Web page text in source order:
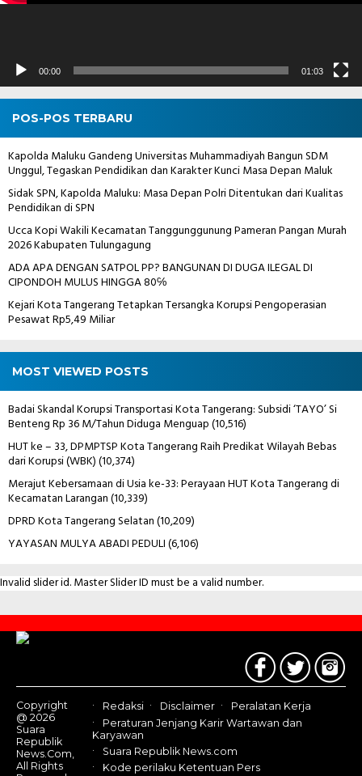
00:00 01:03
POS-POS TERBARU
Kapolda Maluku Gandeng Universitas Muhammadiyah Bangun SDM
Unggul, Tegaskan Pendidikan dan Karakter Kunci Masa Depan Maluk
Sidak SPN, Kapolda Maluku: Masa Depan Polri Ditentukan dari Kualitas
Pendidikan di SPN
Ucca Kopi Wakili Kecamatan Tanggunggunung Pameran Pangan Murah
2026 Kabupaten Tulungagung
ADA APA DENGAN SATPOL PP? BANGUNAN DI DUGA ILEGAL DI
CIPONDOH MULUS HINGGA 80℅
Kejari Kota Tangerang Tetapkan Tersangka Korupsi Pengoperasian
Pesawat Rp5,49 Miliar
MOST VIEWED POSTS
Badai Skandal Korupsi Transportasi Kota Tangerang: Subsidi ‘TAYO’ Si
Benteng Rp 36 M/Tahun Diduga Menguap(10,516)
HUT ke – 33, DPMPTSP Kota Tangerang Raih Predikat Wilayah Bebas
dari Korupsi (WBK)(10,374)
Merajut Kebersamaan di Usia ke-33: Perayaan HUT Kota Tangerang di
Kecamatan Larangan(10,339)
DPRD Kota Tangerang Selatan(10,209)
YAYASAN MULYA ABADI PEDULI(6,106)
Invalid slider id. Master Slider ID must be a valid number.
Contact
Us
Copyright
@ 2026
Suara
Republik
News.Com,
All Rights
Redaksi Disclaimer
Peralatan Kerja
Peraturan Jenjang Karir Wartawan dan
Karyawan
Suara Republik News.com
Kode perilaku Ketentuan Pers